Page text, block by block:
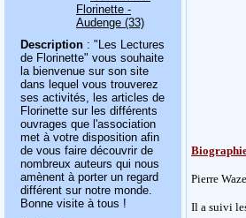
Description : "Les Lectures
de Florinette" vous souhaite
la bienvenue sur son site
dans lequel vous trouverez
ses activités, les articles de
Florinette sur les différents
ouvrages que l'association
met à votre disposition afin
de vous faire découvrir de
nombreux auteurs qui nous
amènent à porter un regard
différent sur notre monde.
Bonne visite à tous !
Pierre
Il a suivi